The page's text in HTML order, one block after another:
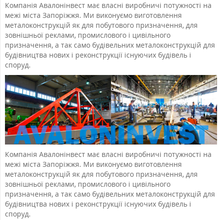
Компанія Авалонінвест має власні виробничі потужності на
межі міста Запоріжжя. Ми виконуємо виготовлення
металоконструкцій як для побутового призначення, для
зовнішньої реклами, промислового і цивільного
призначення, а так само будівельних металоконструкцій для
будівництва нових і реконструкції існуючих будівель і
споруд.
Компанія Авалонінвест має власні виробничі потужності на
межі міста Запоріжжя. Ми виконуємо виготовлення
металоконструкцій як для побутового призначення, для
зовнішньої реклами, промислового і цивільного
призначення, а так само будівельних металоконструкцій для
будівництва нових і реконструкції існуючих будівель і
споруд.